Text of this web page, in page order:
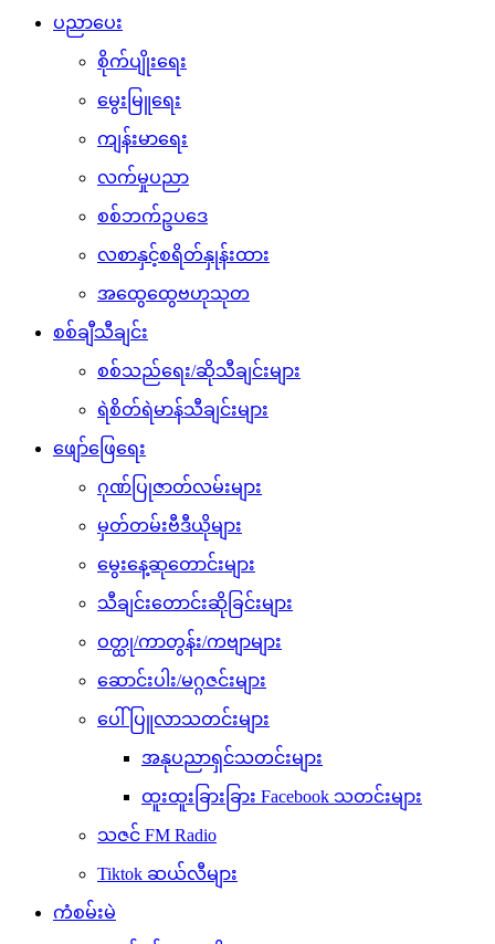
ပညာပေး
စိုက်ပျိုးရေး
မွေးမြူရေး
ကျန်းမာရေး
လက်မှုပညာ
စစ်ဘက်ဥပဒေ
လစာနှင့်စရိတ်နှုန်းထား
အထွေထွေဗဟုသုတ
စစ်ချီသီချင်း
စစ်သည်ရေး/ဆိုသီချင်းများ
ရဲစိတ်ရဲမာန်သီချင်းများ
ဖျော်ဖြေရေး
ဂုဏ်ပြုဇာတ်လမ်းများ
မှတ်တမ်းဗီဒီယိုများ
မွေးနေ့ဆုတောင်းများ
သီချင်းတောင်းဆိုခြင်းများ
ဝတ္ထု/ကာတွန်း/ကဗျာများ
ဆောင်းပါး/မဂ္ဂဇင်းများ
ပေါ်ပြူလာသတင်းများ
အနုပညာရှင်သတင်းများ
ထူးထူးခြားခြား Facebook သတင်းများ
သဇင် FM Radio
Tiktok ဆယ်လီများ
ကံစမ်းမဲ